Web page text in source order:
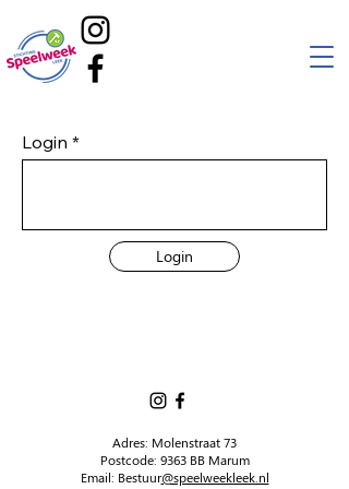
Login
Login
Adres: Molenstraat 73
Postcode: 9363 BB Marum
Email: Bestuur@speelweekleek.nl